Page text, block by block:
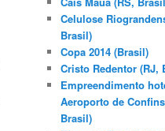
Celulose
Brasil)
Copa 2014 (Brasil)
Cristo Redentor (RJ,
Empreendimento
Aeroporto de
Brasil)